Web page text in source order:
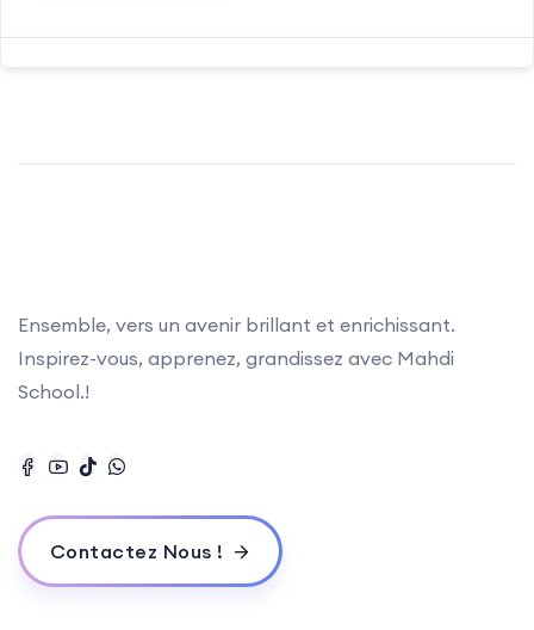
Ensemble, vers un avenir brillant et enrichissant.
Inspirez-vous, apprenez, grandissez avec Mahdi
School.!
Contactez Nous !